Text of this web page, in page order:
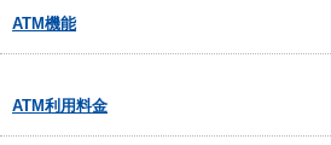
ATM機能
ATM利用料金